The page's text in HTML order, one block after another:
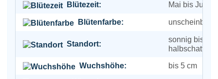
Blütezeit: Mai bis Juli
Blütenfarbe: unscheinbar
Standort:
sonnig bis
halbschattig
Wuchshöhe: bis 5 cm